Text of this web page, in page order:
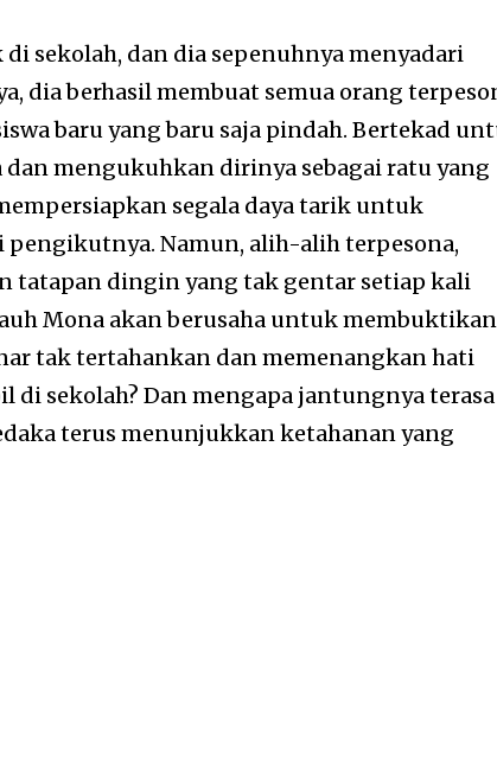
sekolah, dan dia sepenuhnya menyadari
dia berhasil membuat semua orang
baru yang baru saja pindah. Bertekad
mengukuhkan dirinya sebagai ratu yang
segala daya tarik untuk
pengikutnya. Namun, alih-alih terpesona,
tatapan dingin yang tak gentar setiap kali
Mona akan berusaha untuk membuktikan
tak tertahankan dan memenangkan hati
di sekolah? Dan mengapa jantungnya terasa
terus menunjukkan ketahanan yang